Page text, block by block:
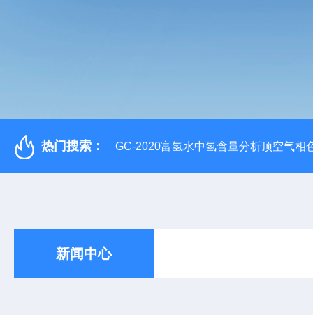
热门搜索： GC-2020富氢水中氢含量分析顶空气相
新闻中心